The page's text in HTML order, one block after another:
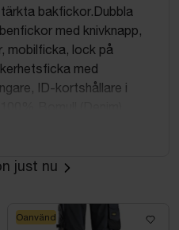
bakfickor.Dubbla
med knivknapp,
mobilficka, lock på
med
ID-kortshållare i
Polyester 8% Elastan
just nu
Oanvänd